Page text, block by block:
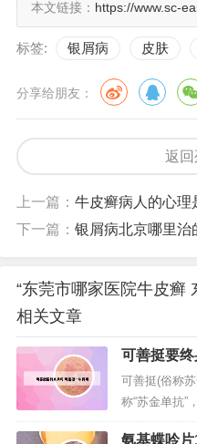
本文链接： https://www.sc-
标签: 银屑病 皮肤
分享给朋友：
返回
上一篇： 牛皮癣病人的心理
下一篇： 银屑病北京哪里治
“东莞市哪家医院牛皮癣
相关文章
可善挺要
可善挺(俗称
称“苏金单抗”
球临床使用最
氨基蝶呤